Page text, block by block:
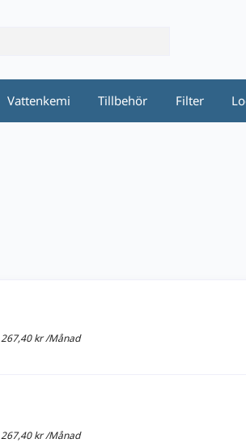
Vattenkemi Tillbehör Filter
267,40 kr /Månad
267,40 kr /Månad